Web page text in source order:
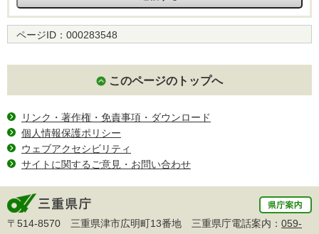
ページID： 000283548
このページのトップへ
リンク・著作権・免責事項・ダウンロード
個人情報保護ポリシー
ウェブアクセシビリティ
サイトに関するご意見・お問い合わせ
〒514-8570 三重県津市広明町13番地 三重県庁電話案内： 059-